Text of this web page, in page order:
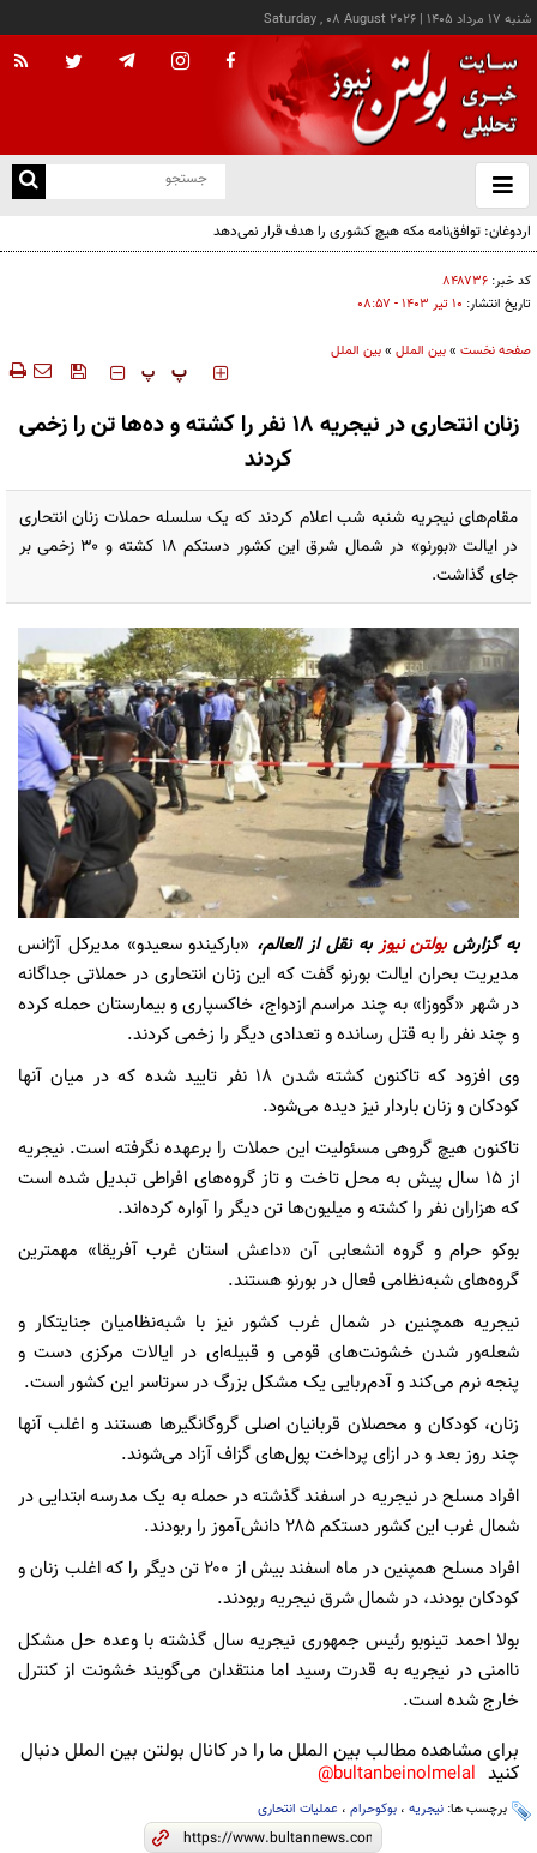
شنبه ۱۷ مرداد ۱۴۰۵ |
Saturday , 08 August 2026
باز
و
اردوغان: توافق‌نامه مکه هیچ کشوری را هدف قرار نمی‌دهد
کد خبر: ۸۴۸۷۳۶
تاریخ انتشار: ۱۰ تير ۱۴۰۳ - ۰۸:۵۷
صفحه نخست »بین الملل »بین الملل
‍‍‍ پ پ
زنان انتحاری در نیجریه ۱۸ نفر را کشته و ده‌ها تن را زخمی
کردند
مقام‌های نیجریه شنبه شب اعلام کردند که یک سلسله حملات زنان انتحاری
در ایالت «بورنو» در شمال شرق این کشور دستکم ۱۸ کشته و ۳۰ زخمی بر
جای گذاشت.
به گزارش بولتن نیوزبه نقل از العالم، «بارکیندو سعیدو» مدیرکل آژانس
مدیریت بحران ایالت بورنو گفت که این زنان انتحاری در حملاتی جداگانه
در شهر «گووزا» به چند مراسم ازدواج، خاکسپاری و بیمارستان حمله کرده
و چند نفر را به قتل رسانده و تعدادی دیگر را زخمی کردند.
وی افزود که تاکنون کشته شدن ۱۸ نفر تایید شده که در میان آنها
کودکان و زنان باردار نیز دیده می‌شود.
تاکنون هیچ گروهی مسئولیت این حملات را برعهده نگرفته است. نیجریه
از ۱۵ سال پیش به محل تاخت و تاز گروه‌های افراطی تبدیل شده است
که هزاران نفر را کشته و میلیون‌ها تن دیگر را آواره کرده‌اند.
بوکو حرام و گروه انشعابی آن «داعش استان غرب آفریقا» مهمترین
گروه‌های شبه‌نظامی فعال در بورنو هستند.
نیجریه همچنین در شمال غرب کشور نیز با شبه‌نظامیان جنایتکار و
شعله‌ور شدن خشونت‌های قومی و قبیله‌ای در ایالات مرکزی دست و
پنجه نرم می‌کند و آدم‌ربایی یک مشکل بزرگ در سرتاسر این کشور است.
زنان، کودکان و محصلان قربانیان اصلی گروگانگیرها هستند و اغلب آنها
چند روز بعد و در ازای پرداخت پول‌های گزاف آزاد می‌شوند.
افراد مسلح در نیجریه در اسفند گذشته در حمله به یک مدرسه ابتدایی در
شمال غرب این کشور دستکم ۲۸۵ دانش‌آموز را ربودند.
افراد مسلح همپنین در ماه اسفند بیش از ۲۰۰ تن دیگر را که اغلب زنان و
کودکان بودند، در شمال شرق نیجریه ربودند.
بولا احمد تینوبو رئیس جمهوری نیجریه سال گذشته با وعده حل مشکل
ناامنی در نیجریه به قدرت رسید اما منتقدان می‌گویند خشونت از کنترل
خارج شده است.
برای مشاهده مطالب بین الملل ما را در کانال بولتن بین الملل دنبال
کنید bultanbeinolmelal@
برچسب ها: نیجریه ، بوکوحرام ، عملیات انتحاری